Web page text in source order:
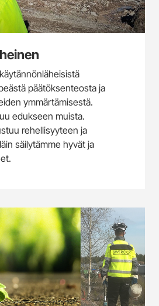
päätöksenteosta ja
ymmärtämisestä.
edukseen muista.
rehellisyyteen ja
säilytämme hyvät ja